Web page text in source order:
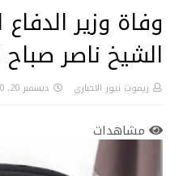
وفاة وزير
الشيخ ناصر صباح
ريموت نيوز الاخباري ديسمبر 20, 2020
مشاهدات